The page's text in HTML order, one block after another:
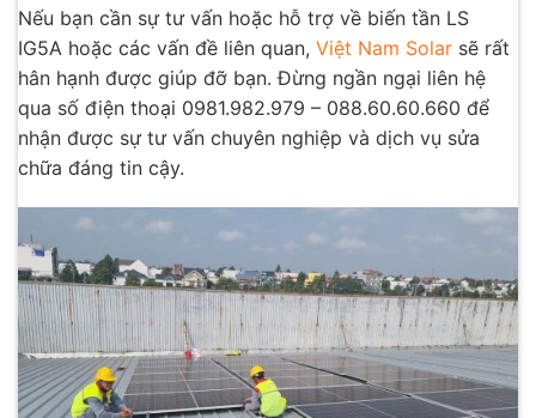
Nếu bạn cần sự tư vấn hoặc hỗ trợ về biến tần LS
IG5A hoặc các vấn đề liên quan, Việt Nam Solar sẽ rất
hân hạnh được giúp đỡ bạn. Đừng ngần ngại liên hệ
qua số điện thoại 0981.982.979 – 088.60.60.660 để
nhận được sự tư vấn chuyên nghiệp và dịch vụ sửa
chữa đáng tin cậy.